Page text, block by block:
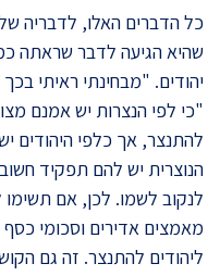
כל הדברים האלו, לדבריה
שהיא הגיעה לדבר שראתה
יהודים. "מבחינתי ראיתי
"כי לפי הנצרות יש אמנם
להתנצר, אך כלפי היהודים
הנוצרית יש להם תפקיד חשוב
לנקוב לשמו. לכן, אם תשימו
מאמצים אדירים וסכומי
ליהודים להתנצר. זה גם